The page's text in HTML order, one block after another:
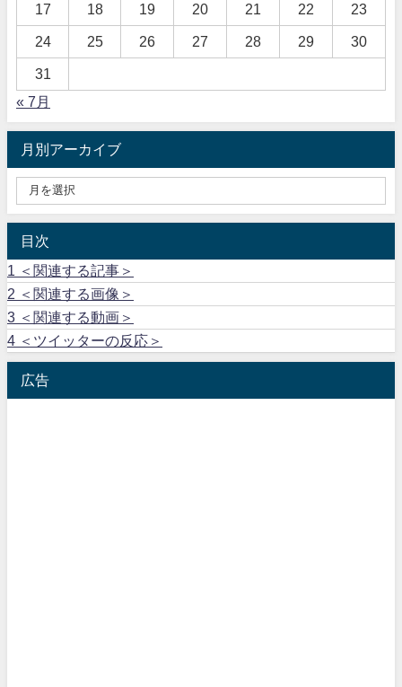
17 18 19 20 21 22 23
24 25 26 27 28 29 30
31
« 7月
月別アーカイブ
目次
1 ＜関連する記事＞
2 ＜関連する画像＞
3 ＜関連する動画＞
4 ＜ツイッターの反応＞
広告